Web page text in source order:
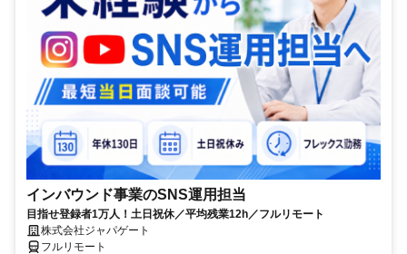
インバウンド事業のSNS運用担当
目指せ登録者1万人！土日祝休／平均残業12h／フルリモート
株式会社ジャパゲート
フルリモート